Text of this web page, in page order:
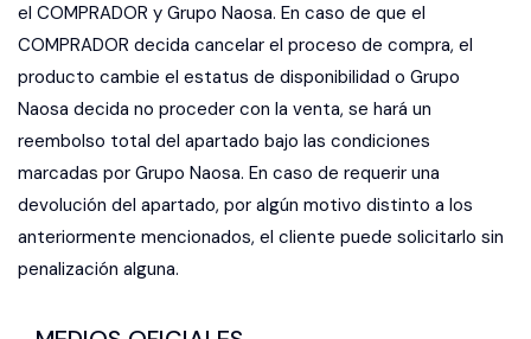
el COMPRADOR y Grupo Naosa. En caso de que el
COMPRADOR decida cancelar el proceso de compra, el
producto cambie el estatus de disponibilidad o Grupo
Naosa decida no proceder con la venta, se hará un
reembolso total del apartado bajo las condiciones
marcadas por Grupo Naosa. En caso de requerir una
devolución del apartado, por algún motivo distinto a los
anteriormente mencionados, el cliente puede solicitarlo sin
penalización alguna.